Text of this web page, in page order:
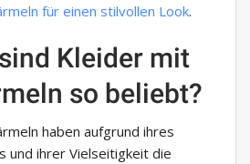
für einen stilvollen Look.
Kleider mit
so beliebt?
haben aufgrund ihres
und ihrer Vielseitigkeit die